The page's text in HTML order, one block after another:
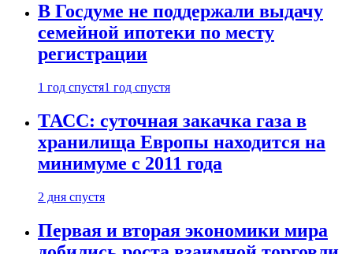
В Госдуме не поддержали выдачу
семейной ипотеки по месту
регистрации
1 год спустя1 год спустя
ТАСС: суточная закачка газа в
хранилища Европы находится на
минимуме с 2011 года
2 дня спустя
Первая и вторая экономики мира